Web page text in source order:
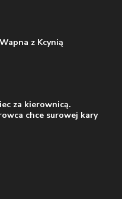
z Kcynią
za kierownicą.
chce surowej kary